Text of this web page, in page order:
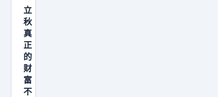
新
股
上
市
后
，
平
立
秋
真
正
的
财
富
不